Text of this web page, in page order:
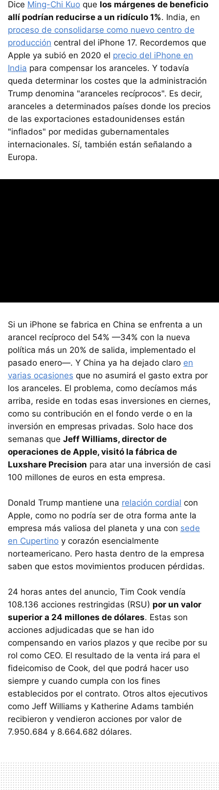
Dice Ming-Chi Kuo que los márgenes de beneficio
allí podrían reducirse a un ridículo 1%. India, en
proceso de consolidarse como nuevo centro de
producción central del iPhone 17. Recordemos que
Apple ya subió en 2020 el precio del iPhone en
India para compensar los aranceles. Y todavía
queda determinar los costes que la administración
Trump denomina "aranceles recíprocos". Es decir,
aranceles a determinados países donde los precios
de las exportaciones estadounidenses están
"inflados" por medidas gubernamentales
internacionales. Sí, también están señalando a
Europa.
Si un iPhone se fabrica en China se enfrenta a un
arancel recíproco del 54% —34% con la nueva
política más un 20% de salida, implementado el
pasado enero—. Y China ya ha dejado claro en
varias ocasiones que no asumirá el gasto extra por
los aranceles. El problema, como decíamos más
arriba, reside en todas esas inversiones en ciernes,
como su contribución en el fondo verde o en la
inversión en empresas privadas. Solo hace dos
semanas que Jeff Williams, director de
operaciones de Apple, visitó la fábrica de
Luxshare Precision para atar una inversión de casi
100 millones de euros en esta empresa.
Donald Trump mantiene una relación cordial con
Apple, como no podría ser de otra forma ante la
empresa más valiosa del planeta y una con sede
en Cupertino y corazón esencialmente
norteamericano. Pero hasta dentro de la empresa
saben que estos movimientos producen pérdidas.
24 horas antes del anuncio, Tim Cook vendía
108.136 acciones restringidas (RSU) por un valor
superior a 24 millones de dólares. Estas son
acciones adjudicadas que se han ido
compensando en varios plazos y que recibe por su
rol como CEO. El resultado de la venta irá para el
fideicomiso de Cook, del que podrá hacer uso
siempre y cuando cumpla con los fines
establecidos por el contrato. Otros altos ejecutivos
como Jeff Williams y Katherine Adams también
recibieron y vendieron acciones por valor de
7.950.684 y 8.664.682 dólares.